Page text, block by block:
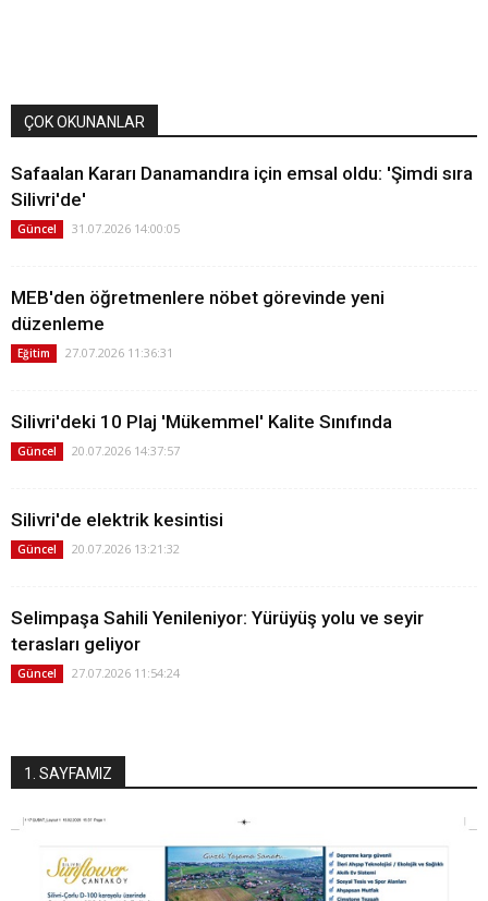
ÇOK OKUNANLAR
Safaalan Kararı Danamandıra için emsal oldu: 'Şimdi sıra
Silivri'de'
Güncel 31.07.2026 14:00:05
MEB'den öğretmenlere nöbet görevinde yeni
düzenleme
Eğitim 27.07.2026 11:36:31
Silivri'deki 10 Plaj 'Mükemmel' Kalite Sınıfında
Güncel 20.07.2026 14:37:57
Silivri'de elektrik kesintisi
Güncel 20.07.2026 13:21:32
Selimpaşa Sahili Yenileniyor: Yürüyüş yolu ve seyir
terasları geliyor
Güncel 27.07.2026 11:54:24
1. SAYFAMIZ